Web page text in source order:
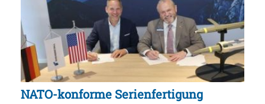
NATO-konforme Serienfertigung